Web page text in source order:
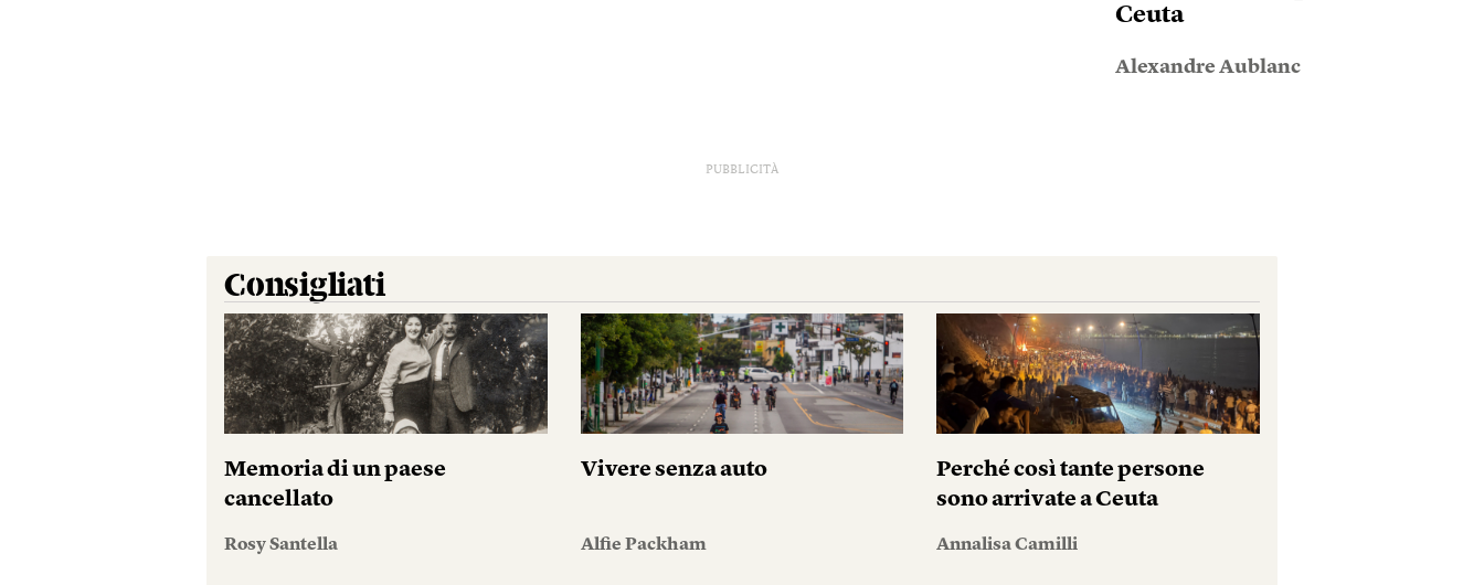
Ceuta
Alexandre Aublanc
PUBBLICITÀ
Consigliati
Memoria di un paese
cancellato
Rosy Santella
Vivere senza auto
Alfie Packham
Perché così tante persone
sono arrivate a Ceuta
Annalisa Camilli